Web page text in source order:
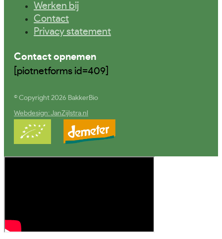
Werken bij
Contact
Privacy statement
Contact opnemen
[piotnetforms id=409]
© Copyright 2026 BakkerBio
Webdesign: JanZijlstra.nl